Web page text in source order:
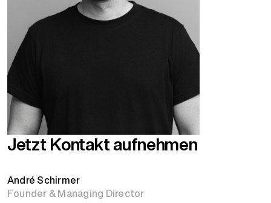
Jetzt Kontakt aufnehmen
André Schirmer
Founder & Managing Director